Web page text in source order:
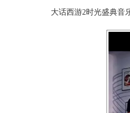
大话西游2时光盛典音乐